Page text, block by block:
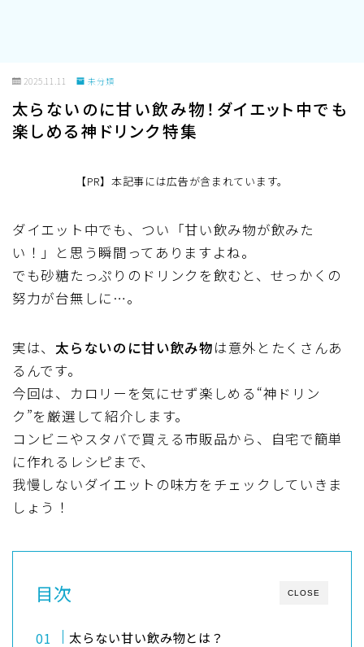
2025.11.11 未分類
太らないのに甘い飲み物！ダイエット中でも
楽しめる神ドリンク特集
【PR】本記事には広告が含まれています。
ダイエット中でも、つい「甘い飲み物が飲みた
い！」と思う瞬間ってありますよね。
でも砂糖たっぷりのドリンクを飲むと、せっかくの
努力が台無しに…。
実は、 太らないのに甘い飲み物は意外とたくさんあ
るんです。
今回は、カロリーを気にせず楽しめる“神ドリン
ク”を厳選して紹介します。
コンビニやスタバで買える市販品から、自宅で簡単
に作れるレシピまで、
我慢しないダイエットの味方をチェックしていきま
しょう！
CLOSE
目次
太らない甘い飲み物とは？